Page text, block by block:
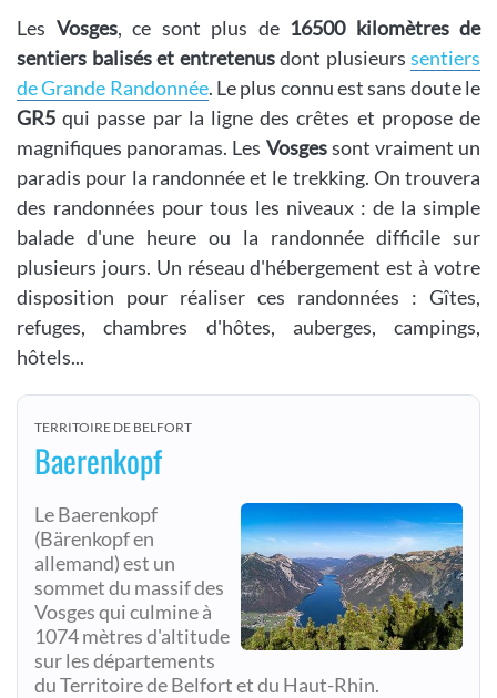
Les Vosges, ce sont plus de 16500 kilomètres de
sentiers balisés et entretenusdont plusieurs sentiers
de Grande Randonnée. Le plus connu est sans doute le
GR5 qui passe par la ligne des crêtes et propose de
magnifiques panoramas. Les Vosgessont vraiment un
paradis pour la randonnée et le trekking. On trouvera
des randonnées pour tous les niveaux : de la simple
balade d'une heure ou la randonnée difficile sur
plusieurs jours. Un réseau d'hébergement est à votre
disposition pour réaliser ces randonnées : Gîtes,
refuges, chambres d'hôtes, auberges, campings,
hôtels...
TERRITOIRE DE BELFORT
Baerenkopf
Le Baerenkopf
(Bärenkopf en
allemand) est un
sommet du massif des
Vosges qui culmine à
1074 mètres d'altitude
sur les départements
du Territoire de Belfort et du Haut-Rhin.